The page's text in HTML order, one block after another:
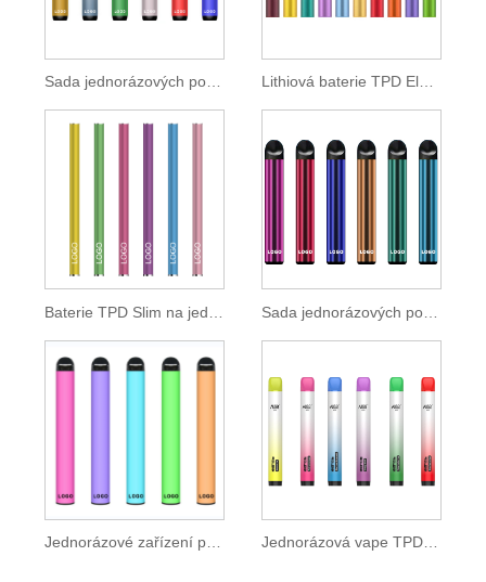
Sada jednorázových podů TPD Standard 550 mAh
Jednorázové zařízení pod 0 mg Nikotin nebo Ipure E-liquid Jednorázová vape TPD s barevným odkapávacím hrotem